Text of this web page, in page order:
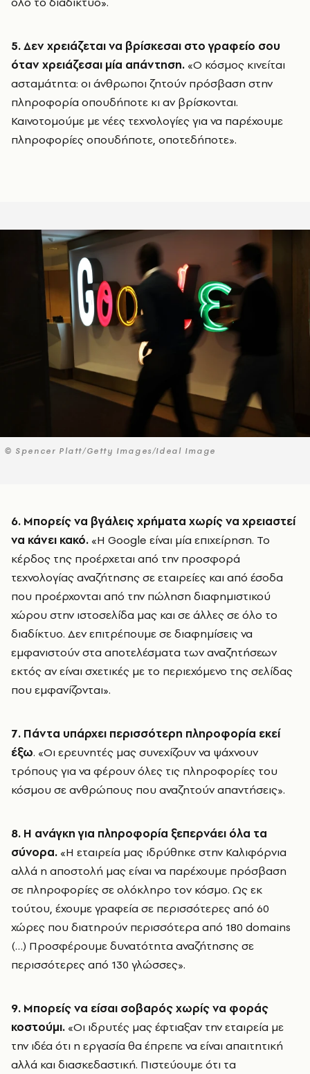
5. Δεν χρειάζεται να βρίσκεσαι στο γραφείο σου
όταν χρειάζεσαι μία απάντηση. «Ο κόσμος κινείται
ασταμάτητα: οι άνθρωποι ζητούν πρόσβαση στην
πληροφορία οπουδήποτε κι αν βρίσκονται.
Καινοτομούμε με νέες τεχνολογίες για να παρέχουμε
πληροφορίες οπουδήποτε, οποτεδήποτε».
© Spencer Platt/Getty Images/Ideal Image
6. Μπορείς να βγάλεις χρήματα χωρίς να χρειαστεί
να κάνει κακό. «Η Google είναι μία επιχείρηση. Το
κέρδος της προέρχεται από την προσφορά
τεχνολογίας αναζήτησης σε εταιρείες και από έσοδα
που προέρχονται από την πώληση διαφημιστικού
χώρου στην ιστοσελίδα μας και σε άλλες σε όλο το
διαδίκτυο. Δεν επιτρέπουμε σε διαφημίσεις να
εμφανιστούν στα αποτελέσματα των αναζητήσεων
εκτός αν είναι σχετικές με το περιεχόμενο της σελίδας
που εμφανίζονται».
7. Πάντα υπάρχει περισσότερη πληροφορία εκεί
έξω. «Οι ερευνητές μας συνεχίζουν να ψάχνουν
τρόπους για να φέρουν όλες τις πληροφορίες του
κόσμου σε ανθρώπους που αναζητούν απαντήσεις».
8. Η ανάγκη για πληροφορία ξεπερνάει όλα τα
σύνορα. «Η εταιρεία μας ιδρύθηκε στην Καλιφόρνια
αλλά η αποστολή μας είναι να παρέχουμε πρόσβαση
σε πληροφορίες σε ολόκληρο τον κόσμο. Ως εκ
τούτου, έχουμε γραφεία σε περισσότερες από 60
χώρες που διατηρούν περισσότερα από 180 domains
(…) Προσφέρουμε δυνατότητα αναζήτησης σε
περισσότερες από 130 γλώσσες».
9. Μπορείς να είσαι σοβαρός χωρίς να φοράς
κοστούμι. «Οι ιδρυτές μας έφτιαξαν την εταιρεία με
την ιδέα ότι η εργασία θα έπρεπε να είναι απαιτητική
αλλά και διασκεδαστική. Πιστεύουμε ότι τα